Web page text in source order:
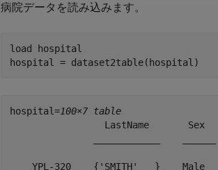
病院データを読み込みます。
load
hospital
hospital = dataset2table(hospital)
hospital=100×7 table
LastName
YPL-320    {'SMITH'   }    Male